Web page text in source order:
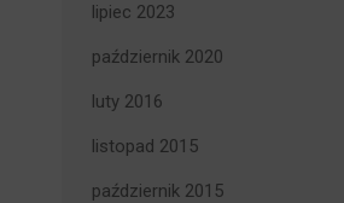
lipiec 2023
październik 2020
luty 2016
listopad 2015
październik 2015